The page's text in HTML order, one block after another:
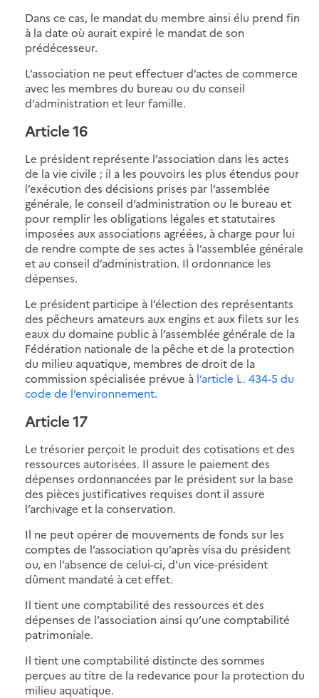
Dans ce cas, le mandat du membre ainsi élu prend fin
à la date où aurait expiré le mandat de son
prédécesseur.
L’association ne peut effectuer d’actes de commerce
avec les membres du bureau ou du conseil
d’administration et leur famille.
Article 16
Le président représente l’association dans les actes
de la vie civile ; il a les pouvoirs les plus étendus pour
l’exécution des décisions prises par l’assemblée
générale, le conseil d’administration ou le bureau et
pour remplir les obligations légales et statutaires
imposées aux associations agréées, à charge pour lui
de rendre compte de ses actes à l’assemblée générale
et au conseil d’administration. Il ordonnance les
dépenses.
Le président participe à l’élection des représentants
des pêcheurs amateurs aux engins et aux filets sur les
eaux du domaine public à l’assemblée générale de la
Fédération nationale de la pêche et de la protection
du milieu aquatique, membres de droit de la
commission spécialisée prévue à l’article L. 434-5 du
code de l’environnement.
Article 17
Le trésorier perçoit le produit des cotisations et des
ressources autorisées. Il assure le paiement des
dépenses ordonnancées par le président sur la base
des pièces justificatives requises dont il assure
l’archivage et la conservation.
Il ne peut opérer de mouvements de fonds sur les
comptes de l’association qu’après visa du président
ou, en l’absence de celui-ci, d’un vice-président
dûment mandaté à cet effet.
Il tient une comptabilité des ressources et des
dépenses de l’association ainsi qu’une comptabilité
patrimoniale.
Il tient une comptabilité distincte des sommes
perçues au titre de la redevance pour la protection du
milieu aquatique.